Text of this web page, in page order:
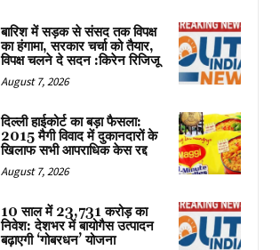
बारिश में सड़क से संसद तक विपक्ष
का हंगामा, सरकार चर्चा को तैयार,
विपक्ष चलने दे सदन :किरेन रिजिजू
August 7, 2026
दिल्ली हाईकोर्ट का बड़ा फैसला:
2015 मैगी विवाद में दुकानदारों के
खिलाफ सभी आपराधिक केस रद्द
August 7, 2026
10 साल में 23,731 करोड़ का
निवेश: देशभर में बायोगैस उत्पादन
बढ़ाएगी ‘गोबरधन’ योजना